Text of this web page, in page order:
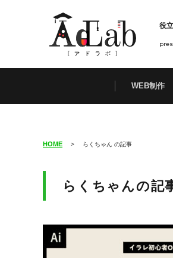
役
WEB制作
HOME > らくちゃん の記事
らくちゃんの記